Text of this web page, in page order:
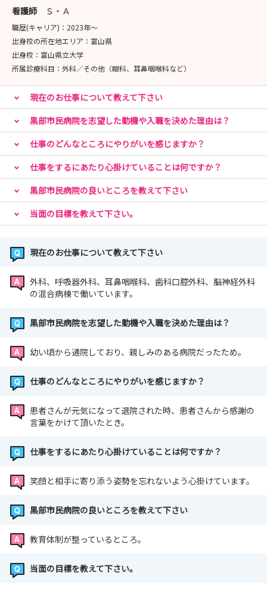
看護師 Ｓ・Ａ
職歴(キャリア)： 2023年〜
出身校の所在地エリア： 富山県
出身校： 富山県立大学
所属診療科目： 外科／その他（眼科、耳鼻咽喉科など）
現在のお仕事について教えて下さい
黒部市民病院を志望した動機や入職を決めた理由は？
仕事のどんなところにやりがいを感じますか？
仕事をするにあたり心掛けていることは何ですか？
黒部市民病院の良いところを教えて下さい
当面の目標を教えて下さい。
現在のお仕事について教えて下さい
外科、呼吸器外科、耳鼻咽喉科、歯科口腔外科、脳神経外科
の混合病棟で働いています。
黒部市民病院を志望した動機や入職を決めた理由は？
幼い頃から通院しており、親しみのある病院だったため。
仕事のどんなところにやりがいを感じますか？
患者さんが元気になって退院された時、患者さんから感謝の
言葉をかけて頂いたとき。
仕事をするにあたり心掛けていることは何ですか？
笑顔と相手に寄り添う姿勢を忘れないよう心掛けています。
黒部市民病院の良いところを教えて下さい
教育体制が整っているところ。
当面の目標を教えて下さい。